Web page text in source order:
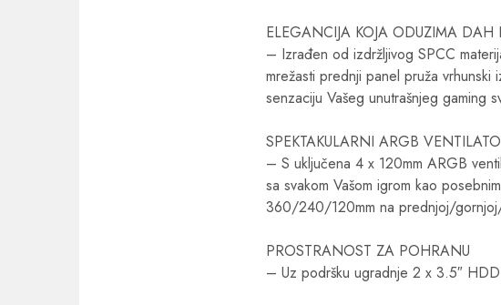
ELEGANCIJA KOJA ODUZIMA
– Izrađen od izdržljivog SPCC
mrežasti prednji panel pruža
senzaciju Vašeg unutrašnjeg gaming
SPEKTAKULARNI ARGB
– S uključena 4 x 120mm ARGB
sa svakom Vašom igrom kao
360/240/120mm na prednjoj/gornjoj/
PROSTRANOST ZA POHRANU
– Uz podršku ugradnje 2 x 3.5″